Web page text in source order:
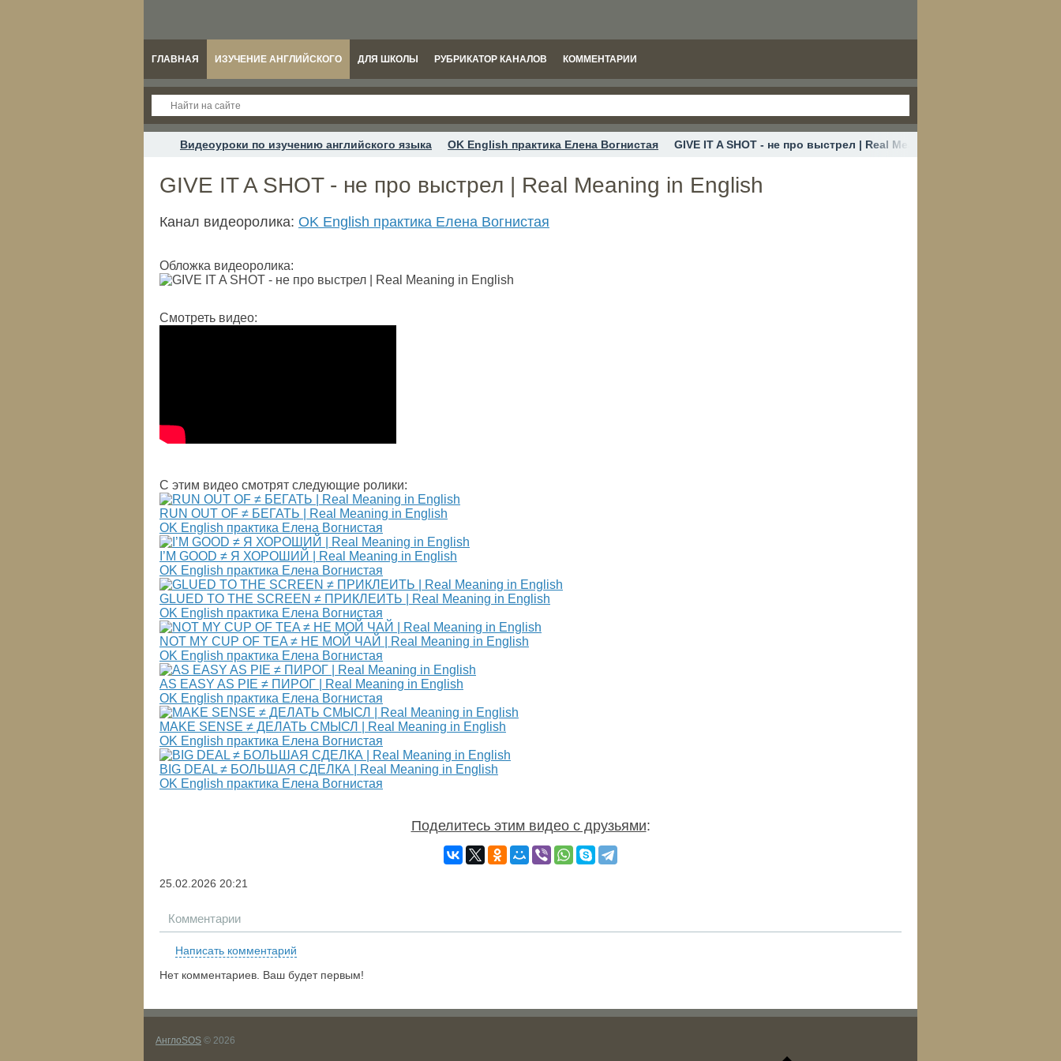
ГЛАВНАЯ ИЗУЧЕНИЕ АНГЛИЙСКОГО ДЛЯ ШКОЛЫ РУБРИКАТОР КАНАЛОВ КОММЕНТАРИИ
Видеоуроки по изучению английского языка OK English практика Елена Вогнистая GIVE IT A SHOT - не про выстрел | Real Meaning in English
GIVE IT A SHOT - не про выстрел | Real Meaning in English
Канал видеоролика: OK English практика Елена Вогнистая
Обложка видеоролика:
Смотреть видео:
С этим видео смотрят следующие ролики:
RUN OUT OF ≠ БЕГАТЬ | Real Meaning in English
OK English практика Елена Вогнистая
I’M GOOD ≠ Я ХОРОШИЙ | Real Meaning in English
OK English практика Елена Вогнистая
GLUED TO THE SCREEN ≠ ПРИКЛЕИТЬ | Real Meaning in English
OK English практика Елена Вогнистая
NOT MY CUP OF TEA ≠ НЕ МОЙ ЧАЙ | Real Meaning in English
OK English практика Елена Вогнистая
AS EASY AS PIE ≠ ПИРОГ | Real Meaning in English
OK English практика Елена Вогнистая
MAKE SENSE ≠ ДЕЛАТЬ СМЫСЛ | Real Meaning in English
OK English практика Елена Вогнистая
BIG DEAL ≠ БОЛЬШАЯ СДЕЛКА | Real Meaning in English
OK English практика Елена Вогнистая
Поделитесь этим видео с друзьями:
25.02.2026 20:21
Комментарии
Написать комментарий
Нет комментариев. Ваш будет первым!
АнглоSOS © 2026